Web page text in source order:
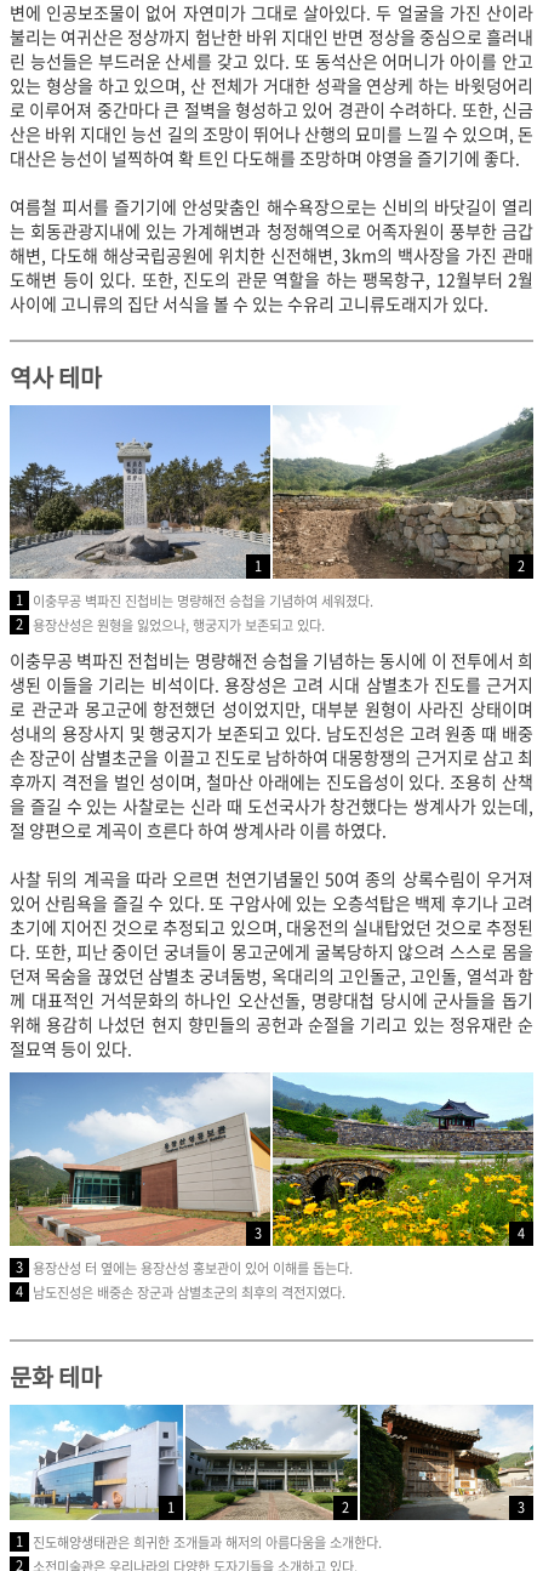
변에 인공보조물이 없어 자연미가 그대로 살아있다. 두 얼굴을 가진 산이라
불리는 여귀산은 정상까지 험난한 바위 지대인 반면 정상을 중심으로 흘러내
린 능선들은 부드러운 산세를 갖고 있다. 또 동석산은 어머니가 아이를 안고
있는 형상을 하고 있으며, 산 전체가 거대한 성곽을 연상케 하는 바윗덩어리
로 이루어져 중간마다 큰 절벽을 형성하고 있어 경관이 수려하다. 또한, 신금
산은 바위 지대인 능선 길의 조망이 뛰어나 산행의 묘미를 느낄 수 있으며, 돈
대산은 능선이 널찍하여 확 트인 다도해를 조망하며 야영을 즐기기에 좋다.
여름철 피서를 즐기기에 안성맞춤인 해수욕장으로는 신비의 바닷길이 열리
는 회동관광지내에 있는 가계해변과 청정해역으로 어족자원이 풍부한 금갑
해변, 다도해 해상국립공원에 위치한 신전해변, 3km의 백사장을 가진 관매
도해변 등이 있다. 또한, 진도의 관문 역할을 하는 팽목항구, 12월부터 2월
사이에 고니류의 집단 서식을 볼 수 있는 수유리 고니류도래지가 있다.
역사 테마
1
2
1 이충무공 벽파진 진첩비는 명량해전 승첩을 기념하여 세워졌다.
2 용장산성은 원형을 잃었으나, 행궁지가 보존되고 있다.
이충무공 벽파진 전첩비는 명량해전 승첩을 기념하는 동시에 이 전투에서 희
생된 이들을 기리는 비석이다. 용장성은 고려 시대 삼별초가 진도를 근거지
로 관군과 몽고군에 항전했던 성이었지만, 대부분 원형이 사라진 상태이며
성내의 용장사지 및 행궁지가 보존되고 있다. 남도진성은 고려 원종 때 배중
손 장군이 삼별초군을 이끌고 진도로 남하하여 대몽항쟁의 근거지로 삼고 최
후까지 격전을 벌인 성이며, 철마산 아래에는 진도읍성이 있다. 조용히 산책
을 즐길 수 있는 사찰로는 신라 때 도선국사가 창건했다는 쌍계사가 있는데,
절 양편 으로 계곡이 흐른다 하여 쌍계사라 이름 하였다.
사찰 뒤의 계곡을 따라 오르면 천연기념물인 50여 종의 상록수림이 우거져
있어 산림욕을 즐길 수 있다. 또 구암사에 있는 오층석탑은 백제 후기나 고려
초기에 지어진 것으로 추정되고 있으며, 대웅전의 실내탑었던 것으로 추정된
다. 또한, 피난 중이던 궁녀들이 몽고군에게 굴복당하지 않으려 스스로 몸을
던져 목숨을 끊었던 삼별초 궁녀둠벙, 옥대리의 고인돌군, 고인돌, 열석과 함
께 대표적인 거석문화의 하나인 오산선돌, 명량대첩 당시에 군사들을 돕기
위해 용감히 나섰던 현지 향민들의 공헌과 순절을 기리고 있는 정유재란 순
절묘역 등이 있다.
3
4
3 용장산성 터 옆에는 용장산성 홍보관이 있어 이해를 돕는다.
4 남도진성은 배중손 장군과 삼별초군의 최후의 격전지였다.
문화 테마
1 2
3
1 진도해양생태관은 희귀한 조개들과 해저의 아름다움을 소개한다.
2